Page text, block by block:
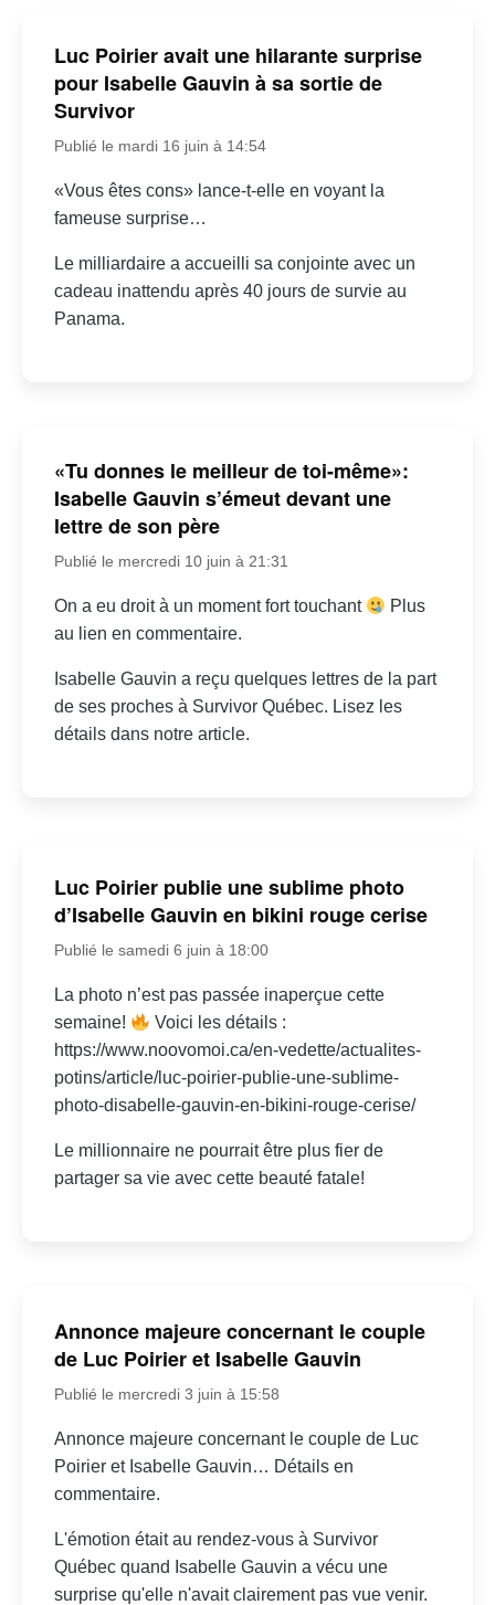
Luc Poirier avait une hilarante surprise
pour Isabelle Gauvin à sa sortie de
Survivor
Publié le mardi 16 juin à 14:54
«Vous êtes cons» lance-t-elle en voyant la
fameuse surprise…
Le milliardaire a accueilli sa conjointe avec un
cadeau inattendu après 40 jours de survie au
Panama.
«Tu donnes le meilleur de toi-même»:
Isabelle Gauvin s’émeut devant une
lettre de son père
Publié le mercredi 10 juin à 21:31
On a eu droit à un moment fort touchant
Plus
au lien en commentaire.
Isabelle Gauvin a reçu quelques lettres de la part
de ses proches à Survivor Québec. Lisez les
détails dans notre article.
Luc Poirier publie une sublime photo
d’Isabelle Gauvin en bikini rouge cerise
Publié le samedi 6 juin à 18:00
La photo n’est pas passée inaperçue cette
semaine!
Voici les détails :
https://www.noovomoi.ca/en-vedette/actualites-
potins/article/luc-poirier-publie-une-sublime-
photo-disabelle-gauvin-en-bikini-rouge-cerise/
Le millionnaire ne pourrait être plus fier de
partager sa vie avec cette beauté fatale!
Annonce majeure concernant le couple
de Luc Poirier et Isabelle Gauvin
Publié le mercredi 3 juin à 15:58
Annonce majeure concernant le couple de Luc
Poirier et Isabelle Gauvin… Détails en
commentaire.
L'émotion était au rendez-vous à Survivor
Québec quand Isabelle Gauvin a vécu une
surprise qu'elle n'avait clairement pas vue venir.